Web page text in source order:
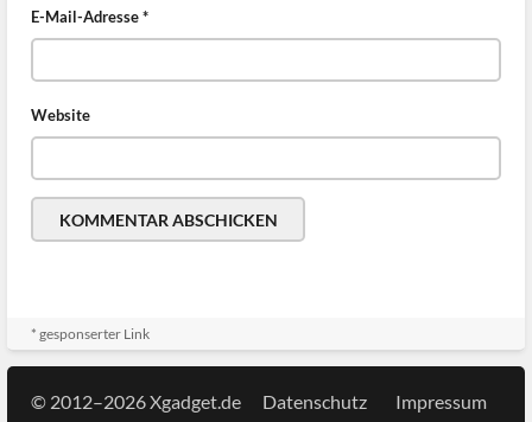
E-Mail-Adresse*
Website
* gesponserter Link
© 2012–2026 Xgadget.de Datenschutz Impressum